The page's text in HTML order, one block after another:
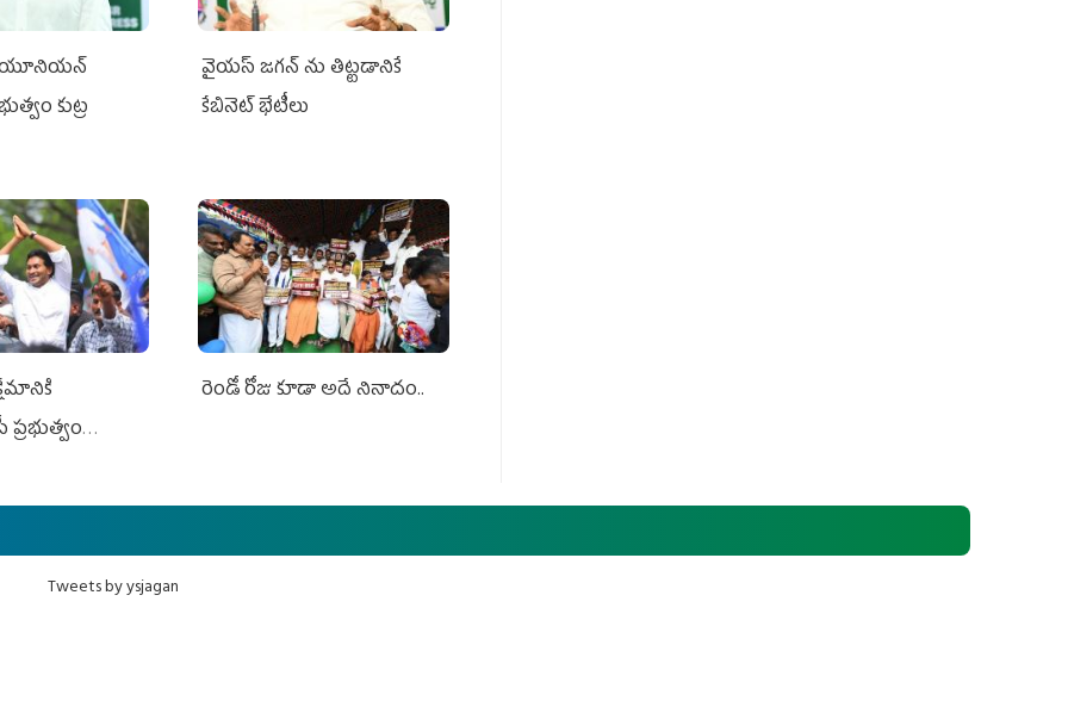
యూనియన్‌
కుట్ర
వైయ‌స్ జగన్‌ ను తిట్టడానికే
కేబినెట్‌ భేటీలు
రెండో రోజు కూడా అదే నినాదం..
Tweets by ysjagan